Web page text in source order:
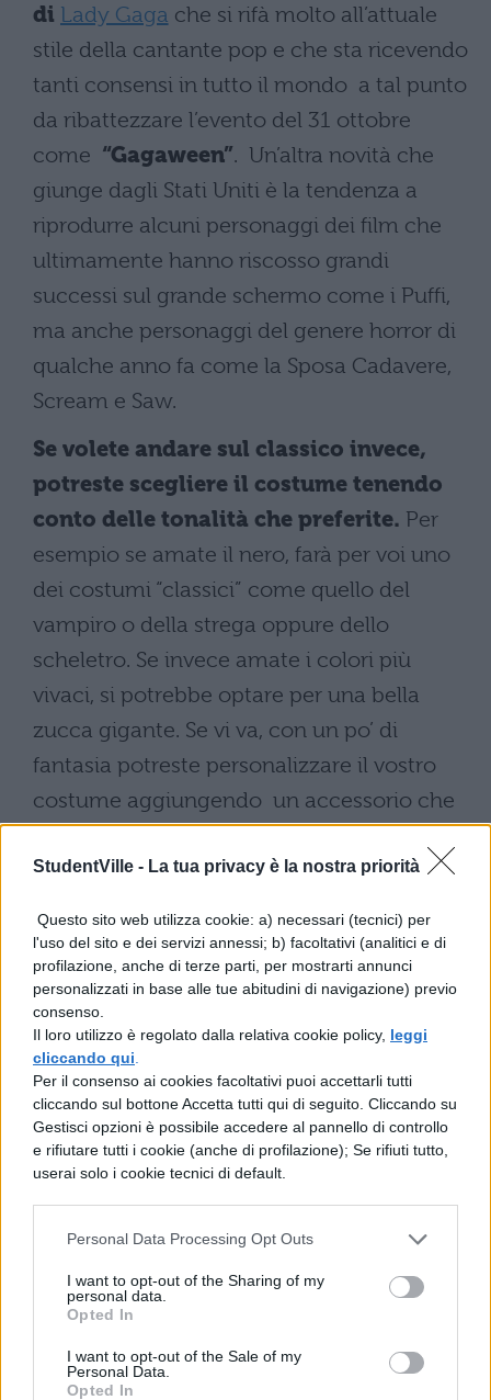
StudentVille - La tua privacy è la nostra priorità
Questo sito web utilizza cookie: a) necessari (tecnici) per
l'uso del sito e dei servizi annessi; b) facoltativi (analitici e di
profilazione, anche di terze parti, per mostrarti annunci
personalizzati in base alle tue abitudini di navigazione) previo
consenso.
Il loro utilizzo è regolato dalla relativa cookie policy, leggi
cliccando qui
Per il consenso ai cookies facoltativi puoi accettarli tutti
cliccando sul bottone Accetta tutti qui di seguito. Cliccando su
Gestisci opzioni è possibile accedere al pannello di controllo
e rifiutare tutti i cookie (anche di profilazione); Se rifiuti tutto,
userai solo i cookie tecnici di default.
Personal Data Processing Opt Outs
I want to opt-out of the Sharing of my
personal data.
Opted In
I want to opt-out of the Sale of my
Personal Data.
Opted In
di Lady Gaga che si rifà molto all’attuale
stile della cantante pop e che sta ricevendo
tanti consensi in tutto il mondo a tal punto
da ribattezzare l’evento del 31 ottobre
come “Gagaween”. Un’altra novità che
giunge dagli Stati Uniti è la tendenza a
riprodurre alcuni personaggi dei film che
ultimamente hanno riscosso grandi
successi sul grande schermo come i Puffi,
ma anche personaggi del genere horror di
qualche anno fa come la Sposa Cadavere,
Scream e Saw.
Se volete andare sul classico invece,
potreste scegliere il costume tenendo
conto delle tonalità che preferite. Per
esempio se amate il nero, farà per voi uno
dei costumi “classici” come quello del
vampiro o della strega oppure dello
scheletro. Se invece amate i colori più
vivaci, si potrebbe optare per una bella
zucca gigante. Se vi va, con un po’ di
fantasia potreste personalizzare il vostro
costume aggiungendo un accessorio che
come per esempio un cappello o
Per lei che vuole essere un’originale
strega verde, per la notte del 31 ottobre
consigliamo una maschera da
preparare con un make-up fai da te.
Come si realizza?
La sua preparazione è molto semplice,
infatti, occorre mescolare in una ciotola un
cucchiaio di crema detergente contro la
pelle secca, un cucchiaio di amido
cosmetico ed un cucchiaio di acqua
aggiungendo qualche goccia di colorante
il composto sul vostro viso e avrete